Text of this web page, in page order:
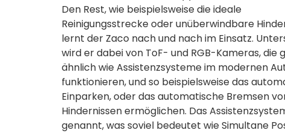
Den Rest, wie beispielsweise die ideale
Reinigungsstrecke oder unüberwindbare
lernt der Zaco nach und nach im Einsatz.
wird er dabei von ToF- und RGB-Kameras, die
ähnlich wie Assistenzsysteme im modernen
funktionieren, und so beispielsweise das
Einparken, oder das automatische Bremsen
Hindernissen ermöglichen. Das
genannt, was soviel bedeutet wie Simultane